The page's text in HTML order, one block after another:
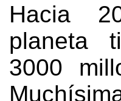
Hacia
planeta
3000